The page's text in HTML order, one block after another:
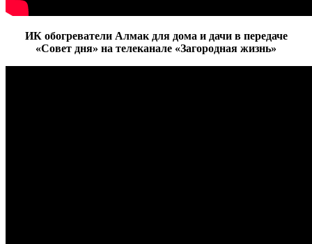
ИК обогреватели Алмак для дома и дачи в передаче
«Совет дня» на телеканале «Загородная жизнь»